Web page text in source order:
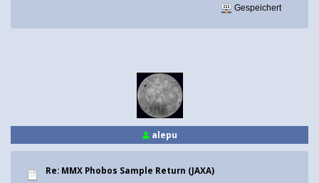
Gespeichert
alepu
Re: MMX Phobos Sample Return (JAXA)